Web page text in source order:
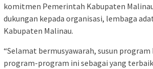
komitmen Pemerintah Kabupaten
dukungan kepada organisasi, lembaga
Kabupaten Malinau.
“Selamat bermusyawarah, susun program
program-program ini sebagai yang